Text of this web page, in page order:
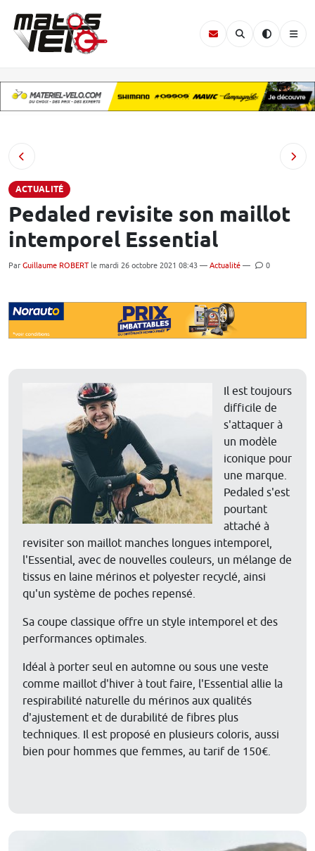
ACTUALITÉ
Pedaled revisite son maillot
intemporel Essential
Par Guillaume ROBERT le mardi 26 octobre 2021 08:43 — Actualité — 0
Il est toujours
difficile de
s'attaquer à
un modèle
iconique pour
une marque.
Pedaled s'est
pourtant
attaché à
revisiter son maillot manches longues intemporel,
l'Essential, avec de nouvelles couleurs, un mélange de
tissus en laine mérinos et polyester recyclé, ainsi
qu'un système de poches repensé.
Sa coupe classique offre un style intemporel et des
performances optimales.
Idéal à porter seul en automne ou sous une veste
comme maillot d'hiver à tout faire, l'Essential allie la
respirabilité naturelle du mérinos aux qualités
d'ajustement et de durabilité de fibres plus
techniques. Il est proposé en plusieurs coloris, aussi
bien pour hommes que femmes, au tarif de 150€.